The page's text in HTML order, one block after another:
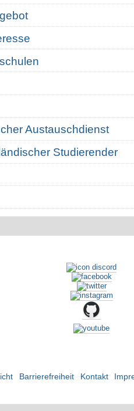
Austauschdienst
Studierender
Barrierefreiheit Kontakt